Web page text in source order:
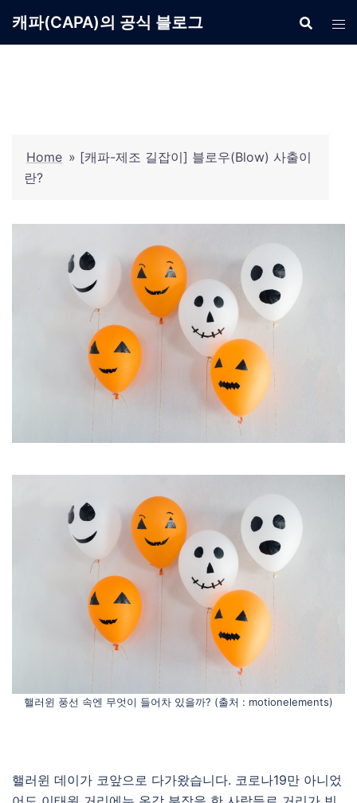
캐파(CAPA)의 공식 블로그
Home » [캐파-제조 길잡이] 블로우(Blow) 사출이
란?
핼러윈 풍선 속엔 무엇이 들어차 있을까? (출처 : motionelements)
핼러윈 데이가 코앞으로 다가왔습니다. 코로나19만 아니었